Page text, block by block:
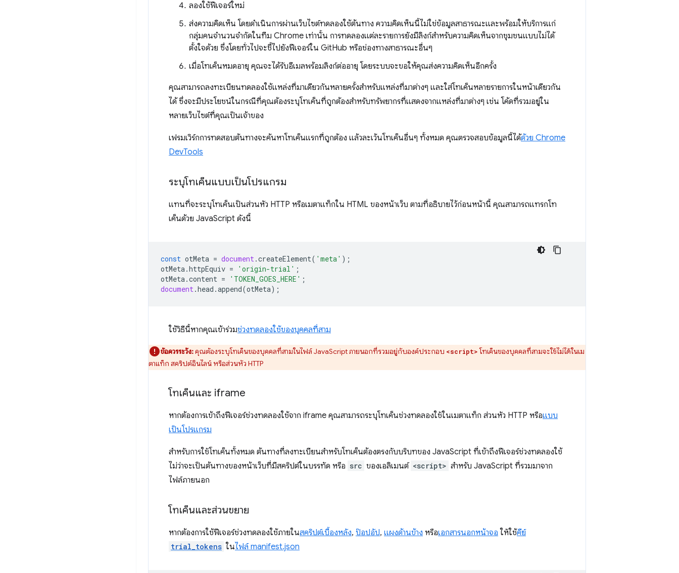
ลองใช้ฟีเจอร์ใหม่
ส่งความคิดเห็น โดยดำเนินการผ่านเว็บไซต์ทดลองใช้ต้นทาง ความคิดเห็นนี้ไม่ใช่ข้อมูลสาธารณะและพร้อมให้บริการแก่
กลุ่มคนจำนวนจำกัดในทีม Chrome เท่านั้น การทดลองแต่ละรายการยังมีลิงก์สำหรับความคิดเห็นจากชุมชนแบบไม่ได้
ตั้งใจด้วย ซึ่งโดยทั่วไปจะชี้ไปยังฟีเจอร์ใน GitHub หรือช่องทางสาธารณะอื่นๆ
เมื่อโทเค็นหมดอายุ คุณจะได้รับอีเมลพร้อมลิงก์ต่ออายุ โดยระบบจะขอให้คุณส่งความคิดเห็นอีกครั้ง
คุณสามารถลงทะเบียนทดลองใช้แหล่งที่มาเดียวกันหลายครั้งสําหรับแหล่งที่มาต่างๆ และใส่โทเค็นหลายรายการในหน้าเดียวกัน
ได้ ซึ่งจะมีประโยชน์ในกรณีที่คุณต้องระบุโทเค็นที่ถูกต้องสำหรับทรัพยากรที่แสดงจากแหล่งที่มาต่างๆ เช่น โค้ดที่รวมอยู่ใน
หลายเว็บไซต์ที่คุณเป็นเจ้าของ
เฟรมเวิร์กการทดสอบต้นทางจะค้นหาโทเค็นแรกที่ถูกต้อง แล้วละเว้นโทเค็นอื่นๆ ทั้งหมด คุณตรวจสอบข้อมูลนี้ได้ด้วย Chrome
DevTools
ระบุโทเค็นแบบเป็นโปรแกรม
แทนที่จะระบุโทเค็นเป็นส่วนหัว HTTP หรือเมตาแท็กใน HTML ของหน้าเว็บ ตามที่อธิบายไว้ก่อนหน้านี้ คุณสามารถแทรกโท
เค็นด้วย JavaScript ดังนี้
const otMeta = document.createElement( 'meta' );
otMeta.httpEquiv = 'origin-trial' ;
otMeta.content = 'TOKEN_GOES_HERE' ;
document.head .append(otMeta);
ใช้วิธีนี้หากคุณเข้าร่วมช่วงทดลองใช้ของบุคคลที่สาม
ข้อควรระวัง:คุณต้องระบุโทเค็นของบุคคลที่สามในไฟล์ JavaScript ภายนอกที่รวมอยู่กับองค์ประกอบ <script>โทเค็นของบุคคลที่สามจะใช้ไม่ได้ในเม
ตาแท็ก สคริปต์อินไลน์ หรือส่วนหัว HTTP
โทเค็นและ iframe
หากต้องการเข้าถึงฟีเจอร์ช่วงทดลองใช้จาก iframe คุณสามารถระบุโทเค็นช่วงทดลองใช้ในเมตาแท็ก ส่วนหัว HTTP หรือแบบ
เป็นโปรแกรม
สําหรับการใช้โทเค็นทั้งหมด ต้นทางที่ลงทะเบียนสําหรับโทเค็นต้องตรงกับบริบทของ JavaScript ที่เข้าถึงฟีเจอร์ช่วงทดลองใช้
ไม่ว่าจะเป็นต้นทางของหน้าเว็บที่มีสคริปต์ในบรรทัด หรือ src ของเอลิเมนต์ <script> สําหรับ JavaScript ที่รวมมาจาก
ไฟล์ภายนอก
โทเค็นและส่วนขยาย
หากต้องการใช้ฟีเจอร์ช่วงทดลองใช้ภายในสคริปต์เบื้องหลัง, ป๊อปอัป, แผงด้านข้าง หรือเอกสารนอกหน้าจอ ให้ใช้คีย์
trial_tokens ในไฟล์ manifest.json